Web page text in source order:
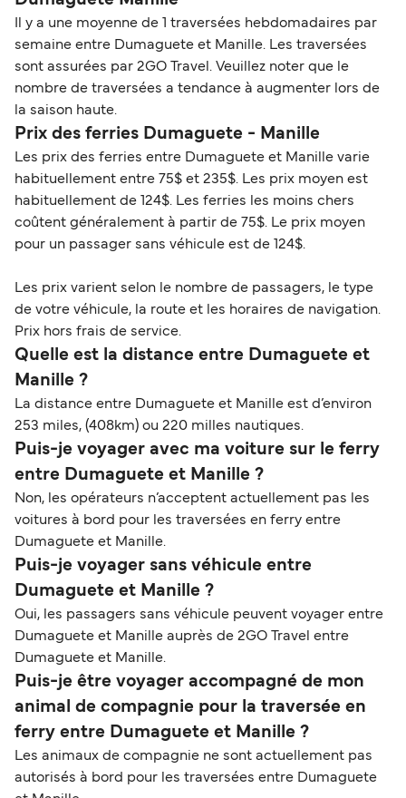
Il y a une moyenne de 1 traversées hebdomadaires par
semaine entre Dumaguete et Manille. Les traversées
sont assurées par 2GO Travel. Veuillez noter que le
nombre de traversées a tendance à augmenter lors de
la saison haute.
Prix des ferries Dumaguete - Manille
Les prix des ferries entre Dumaguete et Manille varie
habituellement entre 75$ et 235$. Les prix moyen est
habituellement de 124$. Les ferries les moins chers
coûtent généralement à partir de 75$. Le prix moyen
pour un passager sans véhicule est de 124$.
Les prix varient selon le nombre de passagers, le type
de votre véhicule, la route et les horaires de navigation.
Prix hors frais de service.
Quelle est la distance entre Dumaguete et
Manille ?
La distance entre Dumaguete et Manille est d’environ
253 miles, (408km) ou 220 milles nautiques.
Puis-je voyager avec ma voiture sur le ferry
entre Dumaguete et Manille ?
Non, les opérateurs n’acceptent actuellement pas les
voitures à bord pour les traversées en ferry entre
Dumaguete et Manille.
Puis-je voyager sans véhicule entre
Dumaguete et Manille ?
Oui, les passagers sans véhicule peuvent voyager entre
Dumaguete et Manille auprès de 2GO Travel entre
Dumaguete et Manille.
Puis-je être voyager accompagné de mon
animal de compagnie pour la traversée en
ferry entre Dumaguete et Manille ?
Les animaux de compagnie ne sont actuellement pas
autorisés à bord pour les traversées entre Dumaguete